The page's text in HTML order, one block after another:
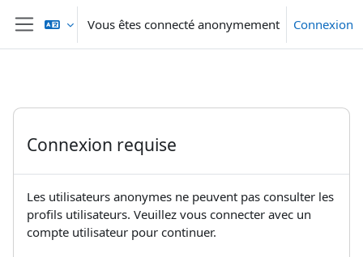
Passer au contenu principal
Panneau latéral
Vous êtes connecté anonymement Connexion
Connexion requise
Les utilisateurs anonymes ne peuvent pas consulter les
profils utilisateurs. Veuillez vous connecter avec un
compte utilisateur pour continuer.